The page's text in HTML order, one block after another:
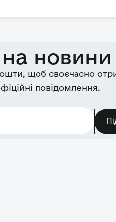
новини
щоб своєчасно
повідомлення.